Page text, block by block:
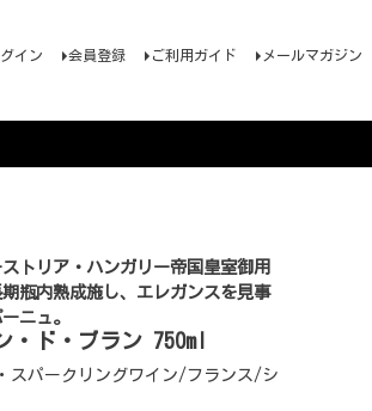
イン 会員登録 ご利用ガイド メールマガジン
トリア・ハンガリー帝国皇室御用
瓶内熟成施し、エレガンスを見事
ニュ。
・ド・ブラン 750ml
スパークリングワイン/フランス/シ